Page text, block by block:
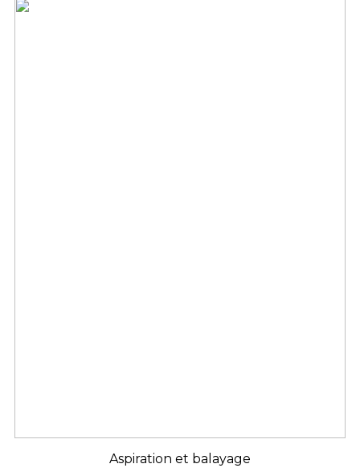
Aspiration et balayage